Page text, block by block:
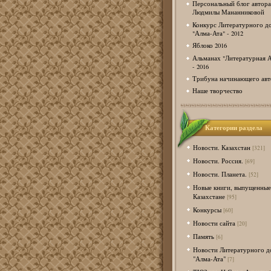
Персональный блог
Людмилы Мананниковой
Конкурс Литературного
"Алма-Ата" - 2012
Яблоко 2016
Альманах "Литературная
- 2016
Трибуна начинающего
Наше творчество
Категории раздела
Новости. Казахстан [321]
Новости. Россия. [69]
Новости. Планета. [52]
Новые книги,
Казахстане [95]
Конкурсы [60]
Новости сайта [20]
Память [6]
Новости Литературного
"Алма-Ата" [7]